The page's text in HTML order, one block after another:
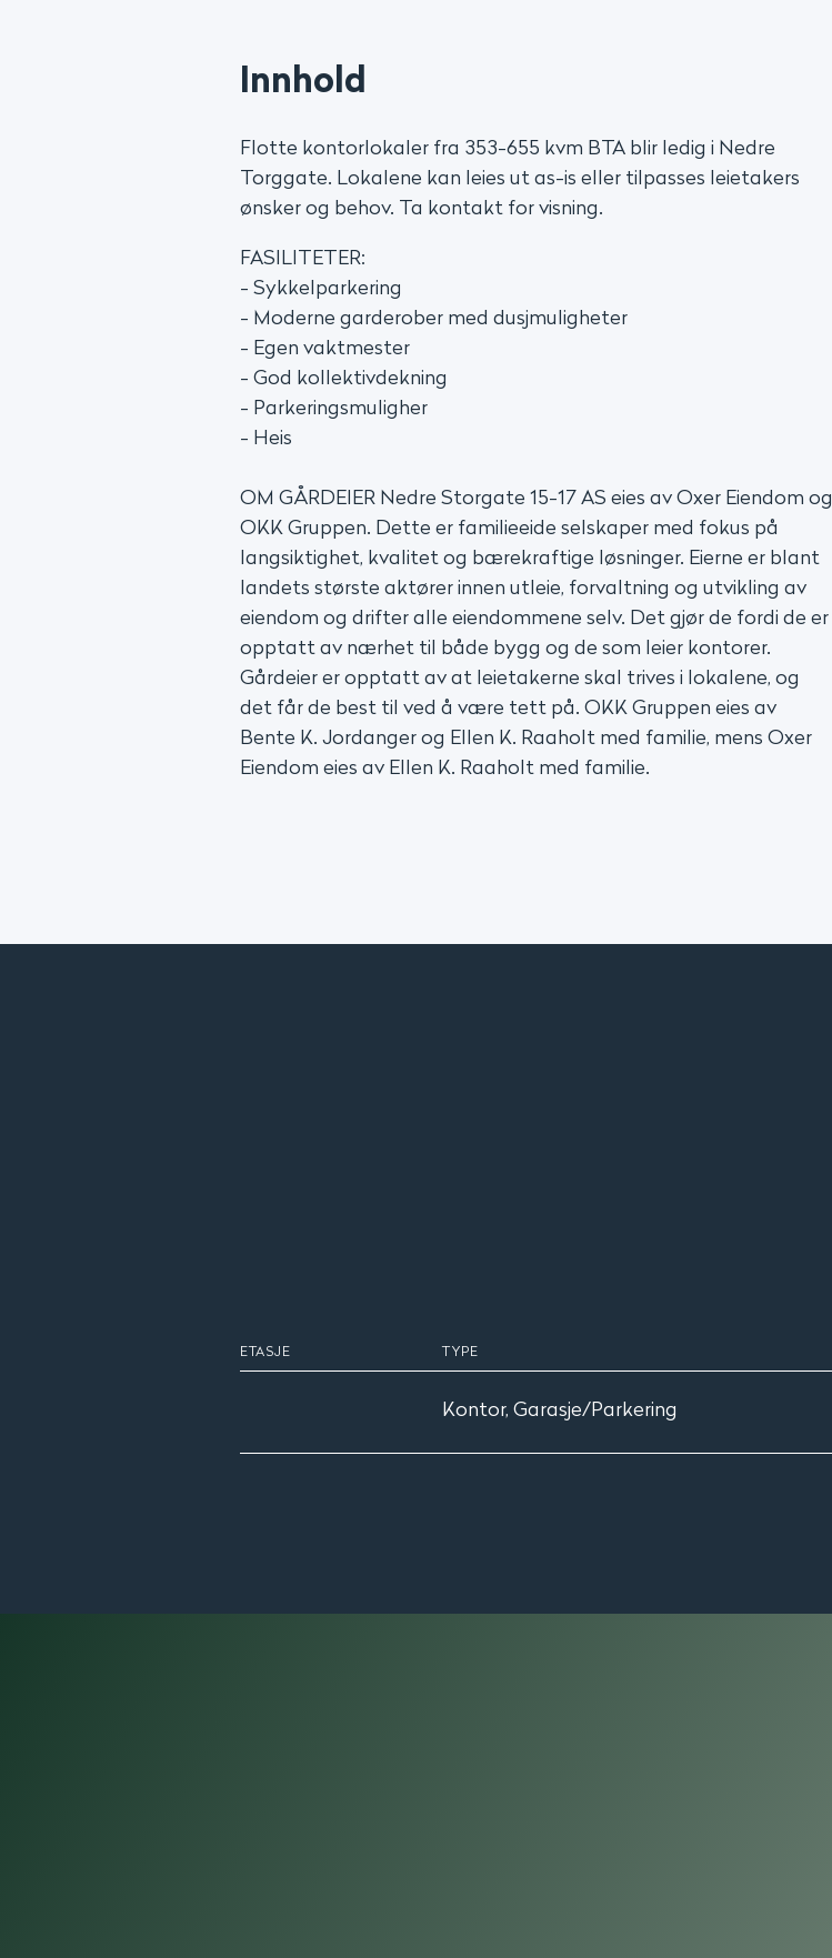
Innhold
Flotte kontorlokaler fra 353-655 kvm BTA blir ledig i Nedre
Torggate. Lokalene kan leies ut as-is eller tilpasses leietakers
ønsker og behov. Ta kontakt for visning.
FASILITETER:
- Sykkelparkering
- Moderne garderober med dusjmuligheter
- Egen vaktmester
- God kollektivdekning
- Parkeringsmuligher
- Heis
OM GÅRDEIER Nedre Storgate 15-17 AS eies av Oxer Eiendom og
OKK Gruppen. Dette er familieeide selskaper med fokus på
langsiktighet, kvalitet og bærekraftige løsninger. Eierne er blant
landets største aktører innen utleie, forvaltning og utvikling av
eiendom og drifter alle eiendommene selv. Det gjør de fordi de er
opptatt av nærhet til både bygg og de som leier kontorer.
Gårdeier er opptatt av at leietakerne skal trives i lokalene, og
det får de best til ved å være tett på. OKK Gruppen eies av
Bente K. Jordanger og Ellen K. Raaholt med familie, mens Oxer
Eiendom eies av Ellen K. Raaholt med familie.
ETASJE TYPE
Kontor, Garasje/Parkering